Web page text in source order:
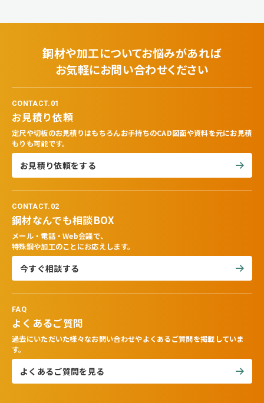
鋼材や加工についてお悩みがあれば
お気軽にお問い合わせください
CONTACT.01
お見積り依頼
定尺や切板のお見積りはもちろんお手持ちのCAD図面や資料を元にお見積
もりも可能です。
お見積り依頼をする
CONTACT.02
鋼材なんでも相談BOX
メール・電話・Web会議で、
特殊鋼や加工のことにお応えします。
今すぐ相談する
FAQ
よくあるご質問
過去にいただいた様々なお問い合わせやよくあるご質問を掲載していま
す。
よくあるご質問を見る